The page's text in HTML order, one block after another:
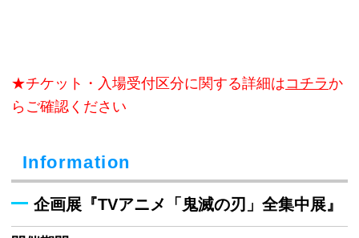
★チケット・入場受付区分に関する詳細はコチラか
らご確認ください
Information
企画展『TVアニメ「鬼滅の刃」全集中展』